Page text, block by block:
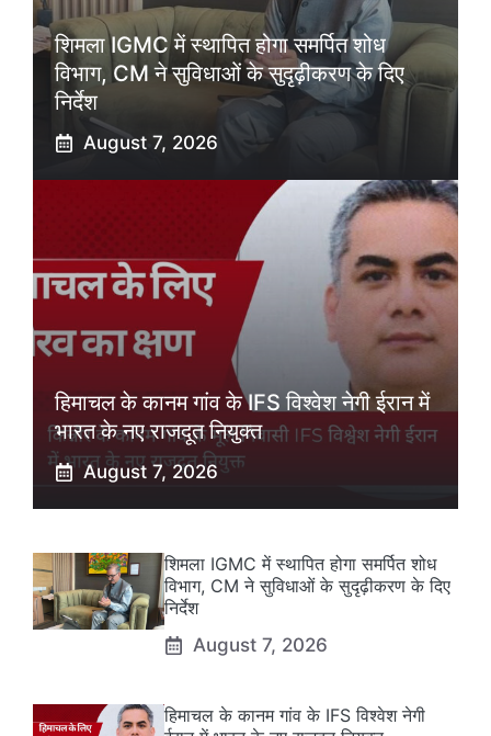
शिमला IGMC में स्थापित होगा समर्पित शोध
विभाग, CM ने सुविधाओं के सुदृढ़ीकरण के दिए
निर्देश
August 7, 2026
हिमाचल के कानम गांव के IFS विश्वेश नेगी ईरान में
भारत के नए राजदूत नियुक्त
August 7, 2026
शिमला IGMC में स्थापित होगा समर्पित शोध
विभाग, CM ने सुविधाओं के सुदृढ़ीकरण के दिए
निर्देश
August 7, 2026
हिमाचल के कानम गांव के IFS विश्वेश नेगी